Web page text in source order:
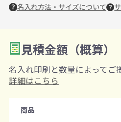
名入れ方法・サイズについて
2 数量を入力
購入条件
既製品：200枚から
見積金額（概算）
名入れ印刷と数量によってご
詳細はこちら
商品